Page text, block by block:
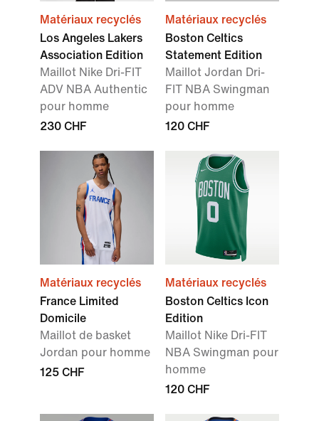
Matériaux recyclés
Los Angeles Lakers
Association Edition
Maillot Nike Dri-FIT
ADV NBA Authentic
pour homme
230 CHF
Matériaux recyclés
Boston Celtics
Statement Edition
Maillot Jordan Dri-
FIT NBA Swingman
pour homme
120 CHF
Matériaux recyclés
France Limited
Domicile
Maillot de basket
Jordan pour homme
125 CHF
Matériaux recyclés
Boston Celtics Icon
Edition
Maillot Nike Dri-FIT
NBA Swingman pour
homme
120 CHF